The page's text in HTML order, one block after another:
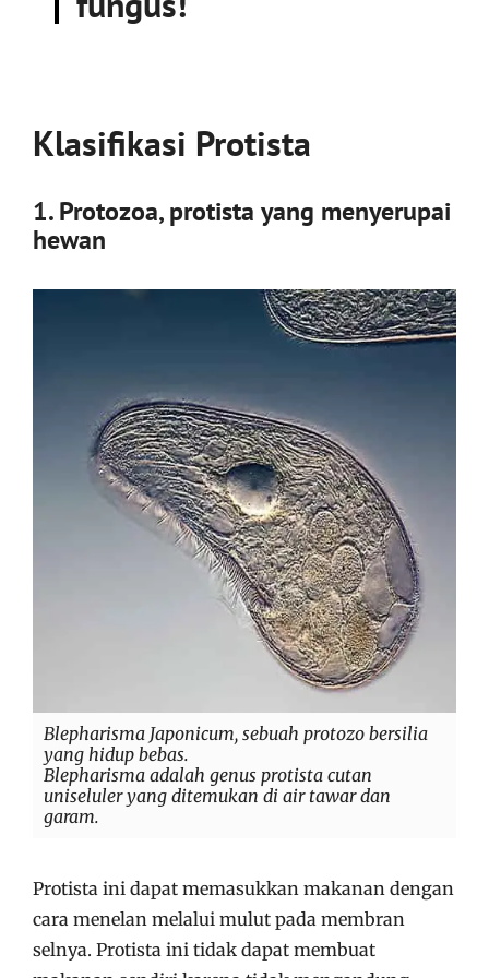
Klasifikasi Protista
1. Protozoa, protista yang menyerupai
hewan
Blepharisma Japonicum, sebuah protozo bersilia
yang hidup bebas.
Blepharisma adalah genus protista cutan
uniseluler yang ditemukan di air tawar dan
garam.
Protista ini dapat memasukkan makanan dengan
cara menelan melalui mulut pada membran
selnya. Protista ini tidak dapat membuat